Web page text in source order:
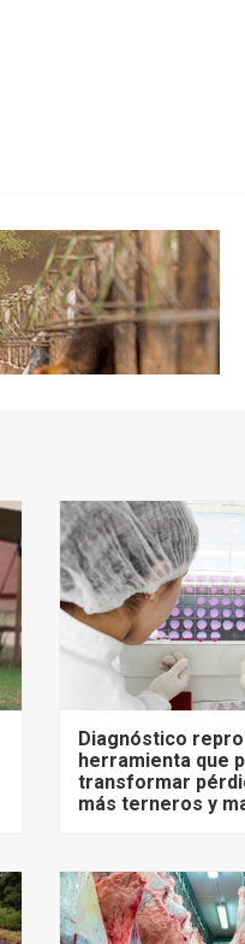
Diagnóstico
herramienta que
transformar
más terneros y